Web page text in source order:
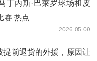
丁内斯·巴莱罗球场和皮
赛 热点
2026-05-09
前退货的外援，原因让